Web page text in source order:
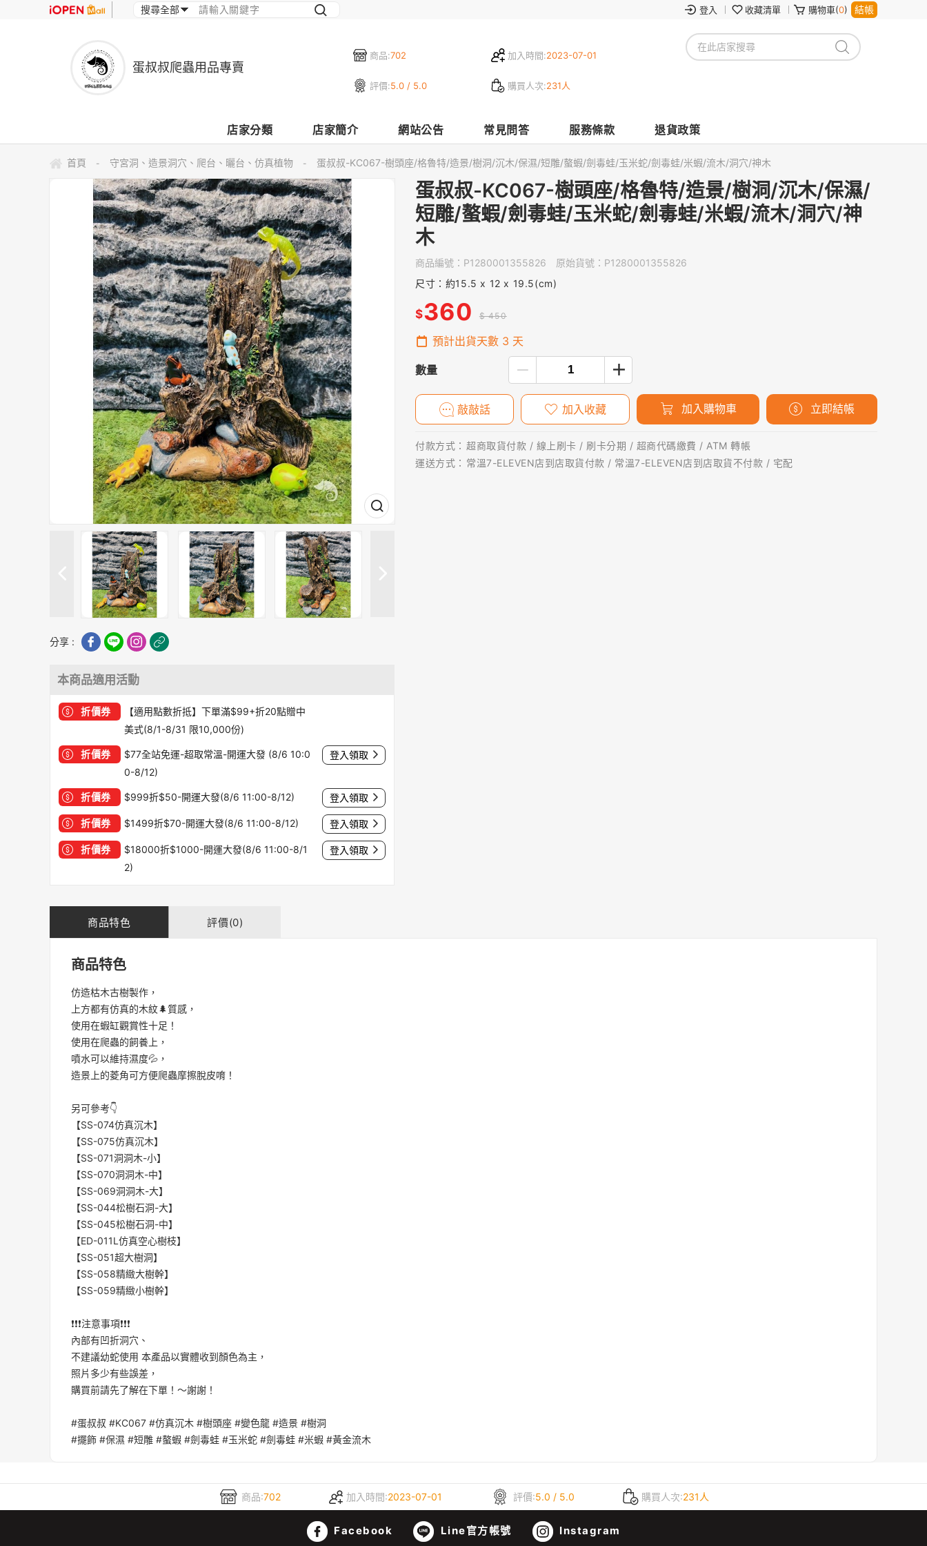
登入 收藏清單 購物車(0) 結帳
商品:702 加入時間:2023-07-01
評價:5.0 / 5.0 購買人次:231人
蛋叔叔爬蟲用品專賣
店家分類 店家簡介 網站公告 常見問答 服務條款 退貨政策
首頁 - 守宮洞、造景洞穴、爬台、曬台、仿真植物 - 蛋叔叔-KC067-樹頭座/格魯特/造景/樹洞/沉木/保濕/短雕/螯蝦/劍毒蛙/玉米蛇/劍毒蛙/米蝦/流木/洞穴/神木
分享 :
本商品適用活動
折價券
【適用點數折抵】下單滿$99+折20點贈中
美式(8/1-8/31 限10,000份)
折價券
$77全站免運-超取常溫-開運大發 (8/6 10:0
0-8/12)
登入領取
折價券 $999折$50-開運大發(8/6 11:00-8/12) 登入領取
折價券 $1499折$70-開運大發(8/6 11:00-8/12) 登入領取
折價券
$18000折$1000-開運大發(8/6 11:00-8/1
2)
登入領取
蛋叔叔-KC067-樹頭座/格魯特/造景/樹洞/沉木/保濕/
短雕/螯蝦/劍毒蛙/玉米蛇/劍毒蛙/米蝦/流木/洞穴/神
木
商品編號： P1280001355826 原始貨號： P1280001355826
尺寸：約15.5 x 12 x 19.5(cm)
$360 $ 450
預計出貨天數 3 天
數量
敲敲話 加入收藏 加入購物車 立即結帳
付款方式： 超商取貨付款 / 線上刷卡 / 刷卡分期 / 超商代碼繳費 / ATM 轉帳
運送方式： 常溫7-ELEVEN店到店取貨付款 / 常溫7-ELEVEN店到店取貨不付款 / 宅配
商品特色 評價(0)
商品特色
仿造枯木古樹製作，
上方都有仿真的木紋🌲質感，
使用在蝦缸觀賞性十足！
使用在爬蟲的飼養上，
噴水可以維持濕度💦，
造景上的菱角可方便爬蟲摩擦脫皮唷！
另可參考👇
【SS-074仿真沉木】
【SS-075仿真沉木】
【SS-071洞洞木-小】
【SS-070洞洞木-中】
【SS-069洞洞木-大】
【SS-044松樹石洞-大】
【SS-045松樹石洞-中】
【ED-011L仿真空心樹枝】
【SS-051超大樹洞】
【SS-058精緻大樹幹】
【SS-059精緻小樹幹】
❗❗❗注意事項❗❗❗
內部有凹折洞穴、
不建議幼蛇使用 本產品以實體收到顏色為主，
照片多少有些誤差，
購買前請先了解在下單！～謝謝！
#蛋叔叔 #KC067 #仿真沉木 #樹頭座 #變色龍 #造景 #樹洞
#擺飾 #保濕 #短雕 #螯蝦 #劍毒蛙 #玉米蛇 #劍毒蛙 #米蝦 #黃金流木
商品:702 加入時間:2023-07-01 評價:5.0 / 5.0 購買人次:231人
Facebook Line官方帳號 Instagram